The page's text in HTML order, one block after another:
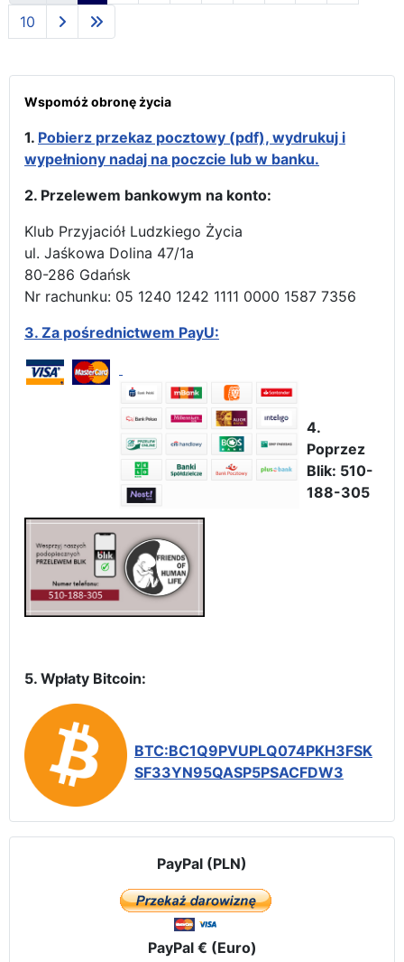
10
Wspomóż obronę życia
1. Pobierz przekaz pocztowy (pdf), wydrukuj i
wypełniony nadaj na poczcie lub w banku.
2. Przelewem bankowym na konto:
Klub Przyjaciół Ludzkiego Życia
ul. Jaśkowa Dolina 47/1a
80-286 Gdańsk
Nr rachunku: 05 1240 1242 1111 0000 1587 7356
3. Za pośrednictwem PayU:
4.
Poprzez
Blik: 510-
188-305
5. Wpłaty Bitcoin:
BTC:BC1Q9PVUPLQ074PKH3FSK
SF33YN95QASP5PSACFDW3
PayPal (PLN)
PayPal € (Euro)